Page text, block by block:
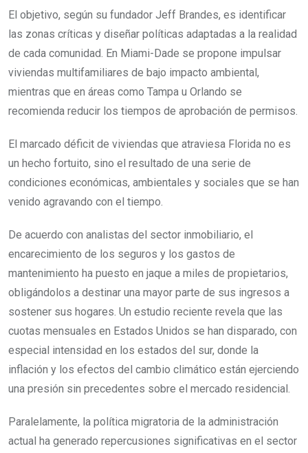
El objetivo, según su fundador Jeff Brandes, es identificar
las zonas críticas y diseñar políticas adaptadas a la realidad
de cada comunidad. En Miami-Dade se propone impulsar
viviendas multifamiliares de bajo impacto ambiental,
mientras que en áreas como Tampa u Orlando se
recomienda reducir los tiempos de aprobación de permisos.
El marcado déficit de viviendas que atraviesa Florida no es
un hecho fortuito, sino el resultado de una serie de
condiciones económicas, ambientales y sociales que se han
venido agravando con el tiempo.
De acuerdo con analistas del sector inmobiliario, el
encarecimiento de los seguros y los gastos de
mantenimiento ha puesto en jaque a miles de propietarios,
obligándolos a destinar una mayor parte de sus ingresos a
sostener sus hogares. Un estudio reciente revela que las
cuotas mensuales en Estados Unidos se han disparado, con
especial intensidad en los estados del sur, donde la
inflación y los efectos del cambio climático están ejerciendo
una presión sin precedentes sobre el mercado residencial.
Paralelamente, la política migratoria de la administración
actual ha generado repercusiones significativas en el sector